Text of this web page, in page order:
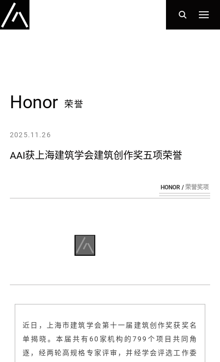
Honor 荣誉
2025.11.26
AAI获上海建筑学会建筑创作奖五项荣誉
HONOR /荣誉奖项
近日，上海市建筑学会第十一届建筑创作奖获奖名
单揭晓。本届共有60家机构的799个项目共同角
逐，经两轮高规格专家评审，并经学会评选工作委